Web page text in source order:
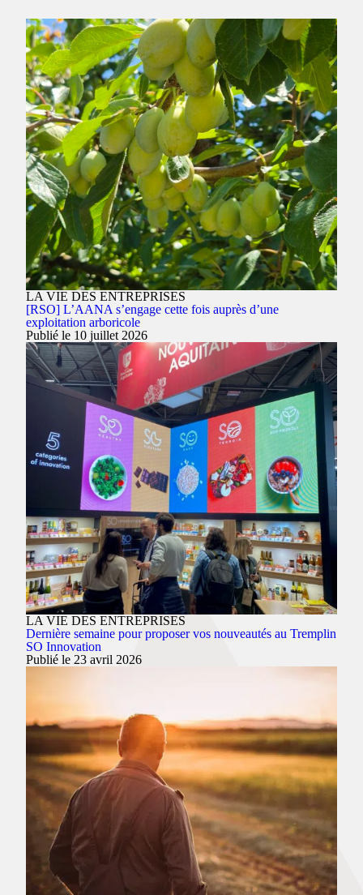
LA VIE DES ENTREPRISES
[RSO] L’AANA s’engage cette fois auprès d’une
exploitation arboricole
Publié le 10 juillet 2026
LA VIE DES ENTREPRISES
Dernière semaine pour proposer vos nouveautés au Tremplin
SO Innovation
Publié le 23 avril 2026